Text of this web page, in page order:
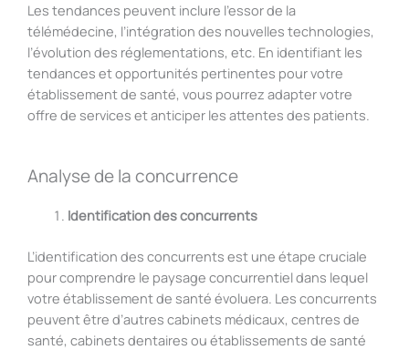
Les tendances peuvent inclure l’essor de la
télémédecine, l’intégration des nouvelles technologies,
l’évolution des réglementations, etc. En identifiant les
tendances et opportunités pertinentes pour votre
établissement de santé, vous pourrez adapter votre
offre de services et anticiper les attentes des patients.
Analyse de la concurrence
Identification des concurrents
L’identification des concurrents est une étape cruciale
pour comprendre le paysage concurrentiel dans lequel
votre établissement de santé évoluera. Les concurrents
peuvent être d’autres cabinets médicaux, centres de
santé, cabinets dentaires ou établissements de santé